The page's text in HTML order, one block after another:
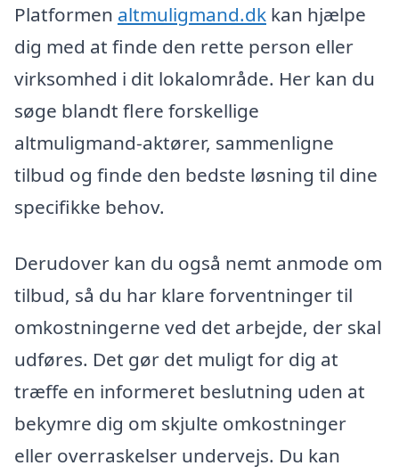
Platformen altmuligmand.dk kan hjælpe
dig med at finde den rette person eller
virksomhed i dit lokalområde. Her kan du
søge blandt flere forskellige
altmuligmand-aktører, sammenligne
tilbud og finde den bedste løsning til dine
specifikke behov.
Derudover kan du også nemt anmode om
tilbud, så du har klare forventninger til
omkostningerne ved det arbejde, der skal
udføres. Det gør det muligt for dig at
træffe en informeret beslutning uden at
bekymre dig om skjulte omkostninger
eller overraskelser undervejs. Du kan